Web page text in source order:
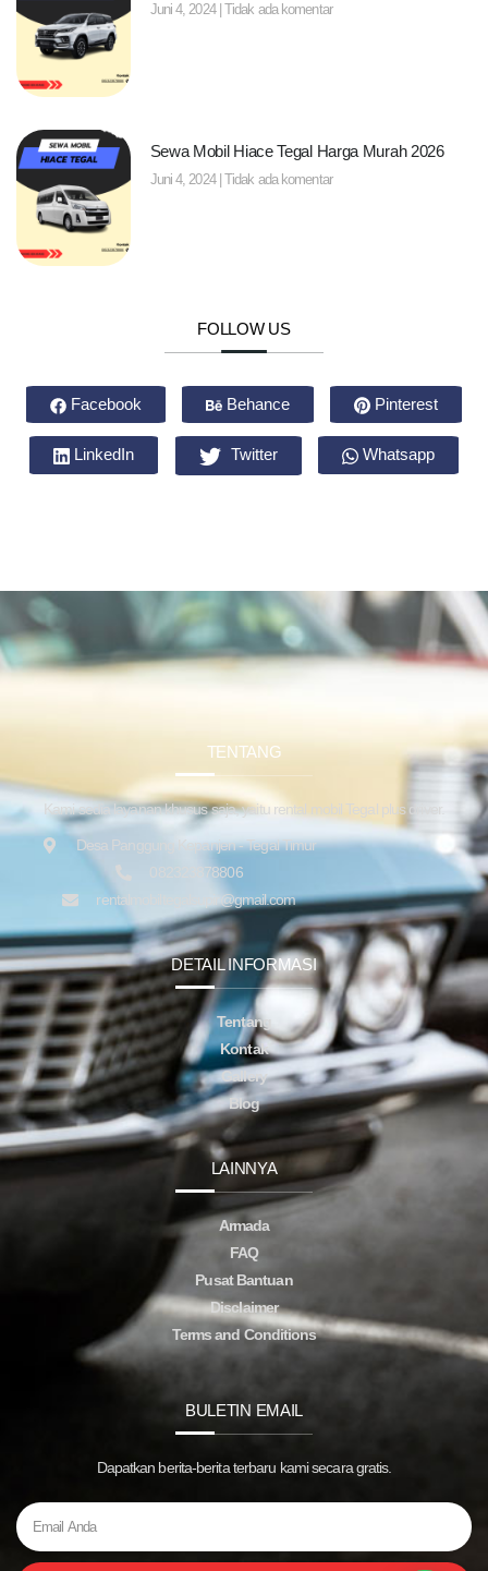
Juni 4, 2024 Tidak ada komentar
Sewa Mobil Hiace Tegal Harga Murah 2026
Juni 4, 2024 Tidak ada komentar
FOLLOW US
Facebook Behance Pinterest
LinkedIn Twitter Whatsapp
TENTANG
Kami sedia layanan khusus saja, yaitu rental mobil Tegal plus driver.
Desa Panggung Kepanjen - Tegal Timur
082323878806
rentalmobiltegalsupir@gmail.com
DETAIL INFORMASI
Tentang
Kontak
Gallery
Blog
LAINNYA
Armada
FAQ
Pusat Bantuan
Disclaimer
Terms and Conditions
BULETIN EMAIL
Dapatkan berita-berita terbaru kami secara gratis.